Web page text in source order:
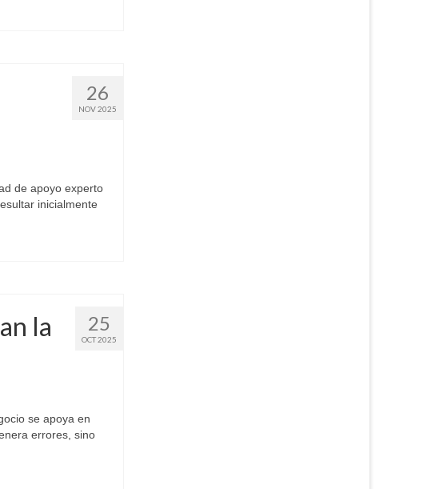
26
NOV 2025
de apoyo experto
inicialmente
25
OCT 2025
la
se apoya en
errores, sino